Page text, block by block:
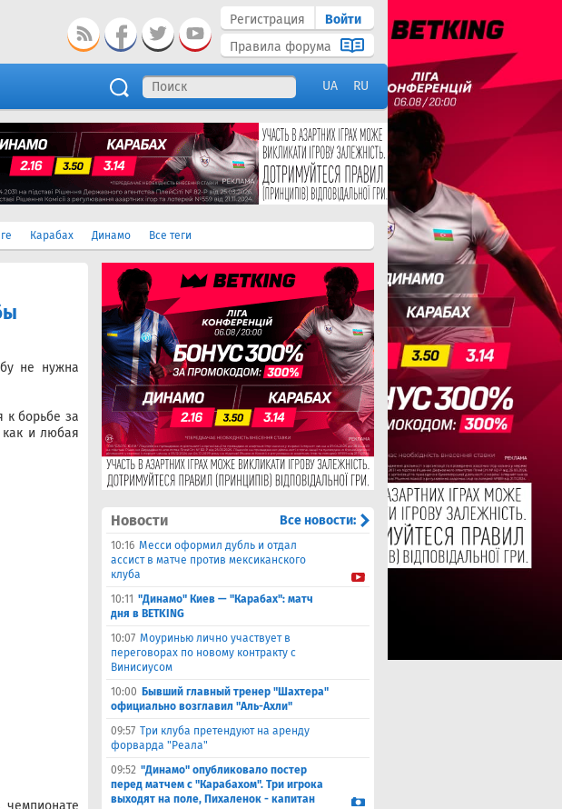
Регистрация
Войти
Правила форума
UA RU
Карабах Динамо Все теги
не нужна
к борьбе за
и любая
Новости Все новости:
10:16 Месси оформил дубль и отдал
ассист в матче против мексиканского
клуба
10:11 "Динамо" Киев — "Карабах": матч
дня в BETKING
10:07 Моуринью лично участвует в
переговорах по новому контракту с
Винисиусом
10:00 Бывший главный тренер "Шахтера"
официально возглавил "Аль-Ахли"
09:57 Три клуба претендуют на аренду
форварда "Реала"
09:52 "Динамо" опубликовало постер
перед матчем с "Карабахом". Три игрока
выходят на поле, Пихаленок - капитан